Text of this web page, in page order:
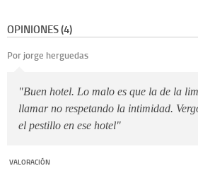
OPINIONES (4)
Por jorge herguedas
"Buen hotel. Lo malo es que la de la
llamar no respetando la intimidad.
el pestillo en ese hotel"
VALORACIÓN